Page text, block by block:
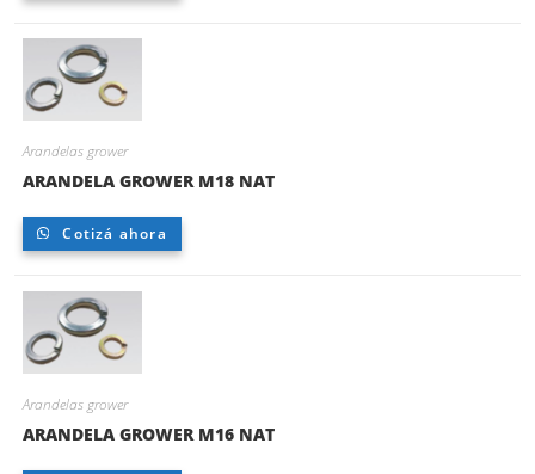
Arandelas grower
ARANDELA GROWER M18 NAT
Cotizá ahora
Arandelas grower
ARANDELA GROWER M16 NAT